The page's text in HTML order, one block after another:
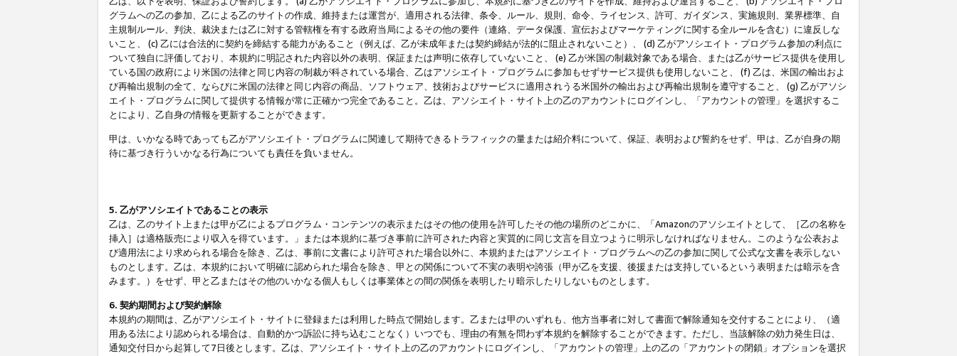
グラムへの乙の参加、乙による乙のサイトの作成、維持または運営が、適用される法律、条令、ルール、規則、命令、ライセンス、許可、ガイダンス、実施規則、業界標準、自
主規制ルール、判決、裁決または乙に対する管轄権を有する政府当局によるその他の要件（連絡、データ保護、宣伝およびマーケティングに関する全ルールを含む）に違反しな
いこと、 (c) 乙には合法的に契約を締結する能力があること（例えば、乙が未成年または契約締結が法的に阻止されないこと）、 (d) 乙がアソシエイト・プログラム参加の利点に
ついて独自に評価しており、本規約に明記された内容以外の表明、保証または声明に依存していないこと、 (e) 乙が米国の制裁対象である場合、または乙がサービス提供を使用し
ている国の政府により米国の法律と同じ内容の制裁が科されている場合、乙はアソシエイト・プログラムに参加もせずサービス提供も使用しないこと、 (f) 乙は、米国の輸出およ
び再輸出規制の全て、ならびに米国の法律と同じ内容の商品、ソフトウェア、技術およびサービスに適用されうる米国外の輸出および再輸出規制を遵守すること、 (g) 乙がアソシ
エイト・プログラムに関して提供する情報が常に正確かつ完全であること。乙は、アソシエイト・サイト上の乙のアカウントにログインし、「アカウントの管理」を選択するこ
とにより、乙自身の情報を更新することができます。
甲は、いかなる時であっても乙がアソシエイト・プログラムに関連して期待できるトラフィックの量または紹介料について、保証、表明および誓約をせず、甲は、乙が自身の期
待に基づき行ういかなる行為についても責任を負いません。
5. 乙がアソシエイトであることの表示
乙は、乙のサイト上または甲が乙によるプログラム・コンテンツの表示またはその他の使用を許可したその他の場所のどこかに、「Amazonのアソシエイトとして、［乙の名称を
挿入］は適格販売により収入を得ています。」または本規約に基づき事前に許可された内容と実質的に同じ文言を目立つように明示しなければなりません。このような公表およ
び適用法により求められる場合を除き、乙は、事前に文書により許可された場合以外に、本規約またはアソシエイト・プログラムへの乙の参加に関して公式な文書を表示しない
ものとします。乙は、本規約において明確に認められた場合を除き、甲との関係について不実の表明や誇張（甲が乙を支援、後援または支持しているという表明または暗示を含
みます。）をせず、甲と乙またはその他のいかなる個人もしくは事業体との間の関係を表明したり暗示したりしないものとします。
6. 契約期間および契約解除
本規約の期間は、乙がアソシエイト・サイトに登録または利用した時点で開始します。乙または甲のいずれも、他方当事者に対して書面で解除通知を交付することにより、（適
用ある法により認められる場合は、自動的かつ訴訟に持ち込むことなく）いつでも、理由の有無を問わず本規約を解除することができます。ただし、当該解除の効力発生日は、
通知交付日から起算して7日後とします。乙は、アソシエイト・サイト上の乙のアカウントにログインし、「アカウントの管理」上の乙の「アカウントの閉鎖」オプションを選択